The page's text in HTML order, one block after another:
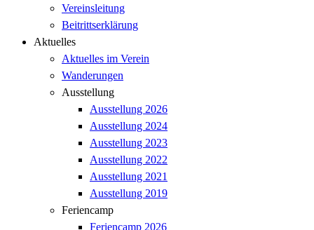
Vereinsleitung
Beitrittserklärung
Aktuelles
Aktuelles im Verein
Wanderungen
Ausstellung
Ausstellung 2026
Ausstellung 2024
Ausstellung 2023
Ausstellung 2022
Ausstellung 2021
Ausstellung 2019
Feriencamp
Feriencamp 2026